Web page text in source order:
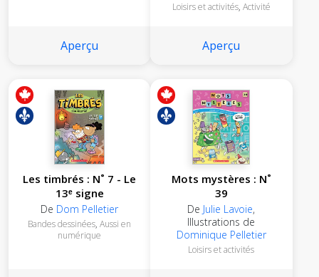
Aperçu
Loisirs et activités, Activité
Aperçu
Les timbrés : N˚ 7 - Le
13ᵉ signe
De Dom Pelletier
Bandes dessinées,Aussi en
numérique
Mots mystères : N˚
39
De Julie Lavoie,
Illustrations de
Dominique Pelletier
Loisirs et activités